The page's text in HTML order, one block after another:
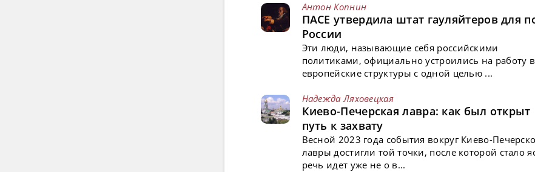
Антон Копнин
ПАСЕ утвердила штат гауляйтеров для
России
Эти люди, называющие себя российскими
политиками, официально устроились на работу в
европейские структуры с одной целью ...
Надежда Ляховецкая
Киево-Печерская лавра: как был открыт
путь к захвату
Весной 2023 года события вокруг Киево-
лавры достигли той точки, после которой стало
речь идет уже не о в...